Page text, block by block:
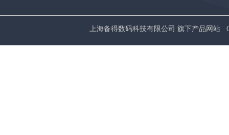
上海备得数码科技有限公司 旗下产品网站